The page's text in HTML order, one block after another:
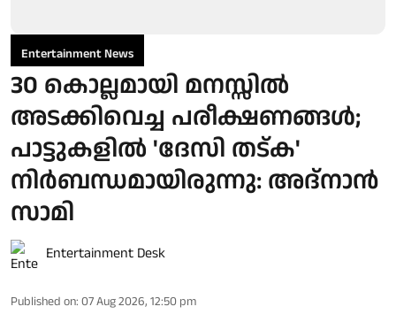
Entertainment News
30 കൊല്ലമായി മനസ്സിൽ
അടക്കിവെച്ച പരീക്ഷണങ്ങൾ;
പാട്ടുകളിൽ 'ദേസി തട്ക'
നിർബന്ധമായിരുന്നു: അദ്നാൻ
സാമി
Entertainment Desk
Published on: 07 Aug 2026, 12:50 pm